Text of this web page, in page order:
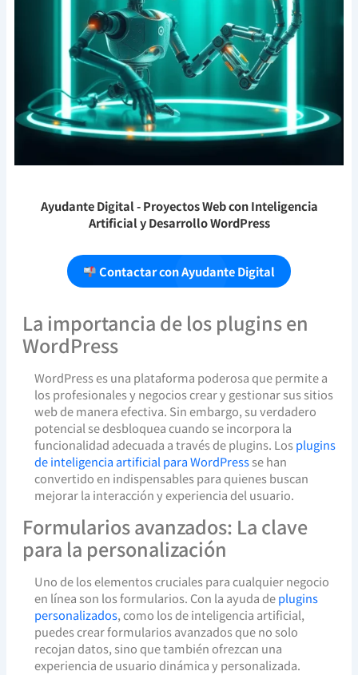
Ayudante Digital- Proyectos Web con Inteligencia
Artificial y Desarrollo WordPress
Contactar con Ayudante Digital
La importancia de los plugins en
WordPress
WordPress es una plataforma poderosa que permite a
los profesionales y negocios crear y gestionar sus sitios
web de manera efectiva. Sin embargo, su verdadero
potencial se desbloquea cuando se incorpora la
funcionalidad adecuada a través de plugins. Losplugins
de inteligencia artificial para WordPressse han
convertido en indispensables para quienes buscan
mejorar la interacción y experiencia del usuario.
Formularios avanzados: La clave
para la personalización
Uno de los elementos cruciales para cualquier negocio
en línea son los formularios. Con la ayuda deplugins
personalizados, como los de inteligencia artificial,
puedes crear formularios avanzados que no solo
recojan datos, sino que también ofrezcan una
experiencia de usuario dinámica y personalizada.